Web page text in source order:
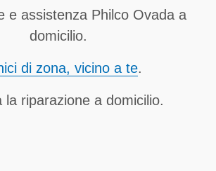
e assistenza Philco Ovada a
domicilio.
di zona, vicino a te.
la riparazione a domicilio.